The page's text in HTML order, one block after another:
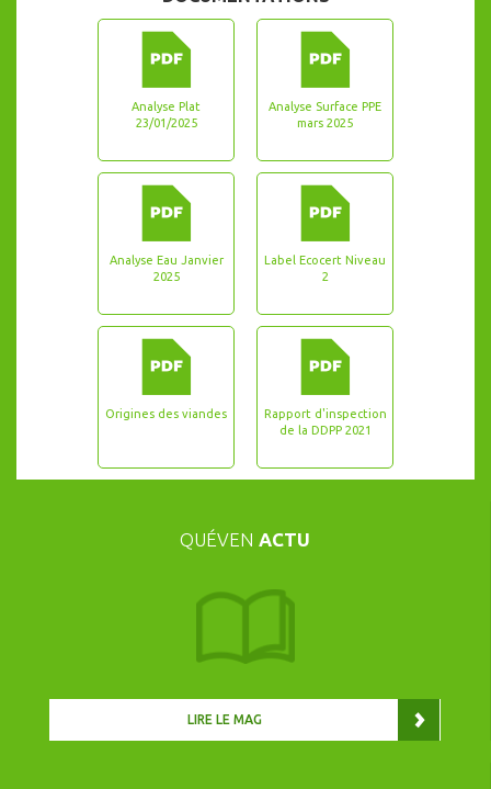
Analyse Plat
23/01/2025
Analyse Surface PPE
mars 2025
Analyse Eau Janvier
2025
Label Ecocert Niveau
2
Origines des viandes
Rapport d'inspection
de la DDPP 2021
QUÉVEN ACTU
LIRE LE MAG